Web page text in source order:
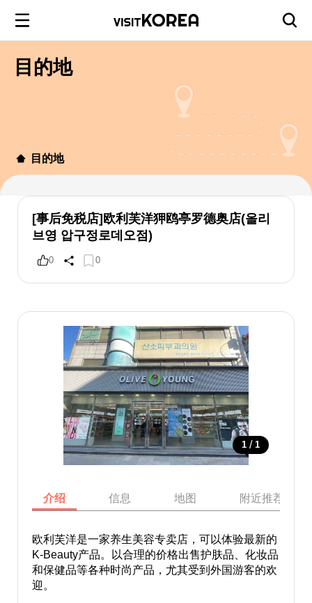
目的地
目的地
[事后免税店]欧利芙洋狎鸥亭罗德奥店(올리
브영 압구정로데오점)
0 0
1 / 1
介绍 信息 地图 附近推荐景点
欧利芙洋是一家养生美容专卖店，可以体验最新的
K-Beauty产品。以合理的价格出售护肤品、化妆品
和保健品等各种时尚产品，尤其受到外国游客的欢
迎。